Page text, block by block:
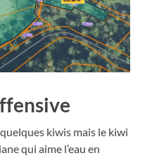
kiwis mais le kiwi
qui aime l’eau en